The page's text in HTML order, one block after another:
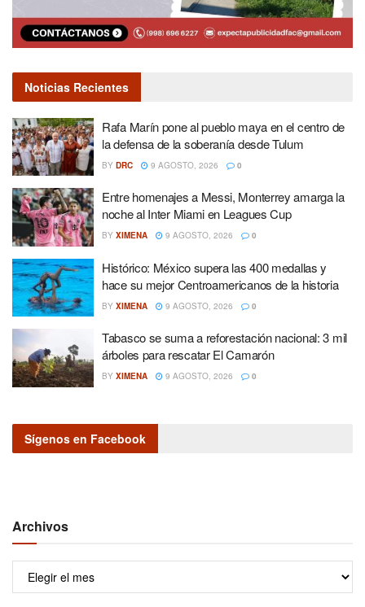
Noticias Recientes
Rafa Marín pone al pueblo maya en el centro de
la defensa de la soberanía desde Tulum
BY DRC 9 AGOSTO, 2026 0
Entre homenajes a Messi, Monterrey amarga la
noche al Inter Miami en Leagues Cup
BY XIMENA 9 AGOSTO, 2026 0
Histórico: México supera las 400 medallas y
hace su mejor Centroamericanos de la historia
BY XIMENA 9 AGOSTO, 2026 0
Tabasco se suma a reforestación nacional: 3 mil
árboles para rescatar El Camarón
BY XIMENA 9 AGOSTO, 2026 0
Sígenos en Facebook
Archivos